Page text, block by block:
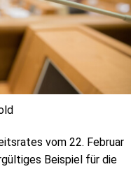
vom 22. Februar
Beispiel für die